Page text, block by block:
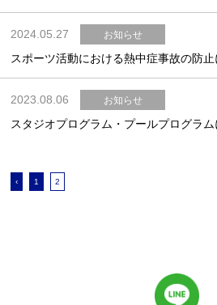
2024.05.27 お知らせ
スポーツ活動における熱中症事故の防
2023.08.06 お知らせ
スタジオプログラム・プールプログラ
‹ 1 2